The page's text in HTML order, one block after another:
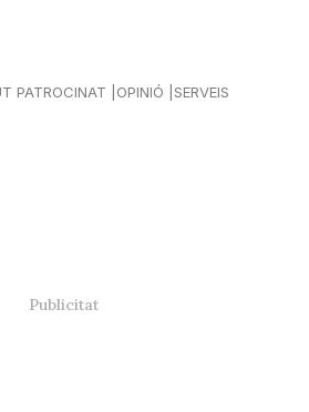
PATROCINAT OPINIÓ SERVEIS